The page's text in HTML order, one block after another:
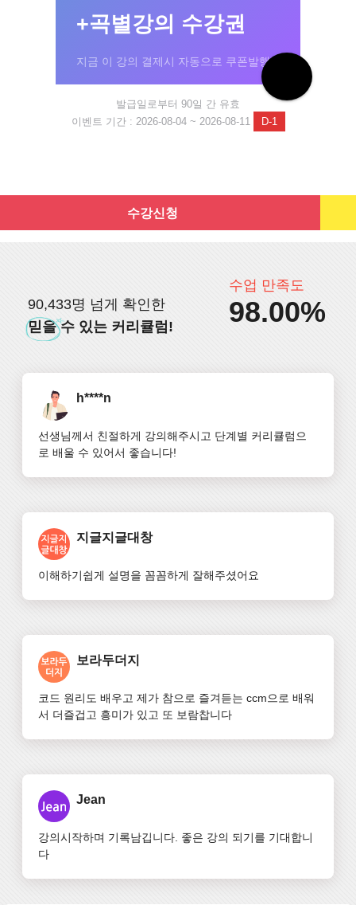
+곡별강의 수강권
지금 이 강의 결제시 자동으로 쿠폰발행!
발급일로부터 90일 간 유효
이벤트 기간 : 2026-08-04 ~ 2026-08-11
D-1
수강신청
90,433명 넘게 확인한
믿을수 있는 커리큘럼!
수업 만족도
98.00%
h****n
선생님께서 친절하게 강의해주시고 단계별 커리큘럼으
로 배울 수 있어서 좋습니다!
지글지글대창
이해하기쉽게 설명을 꼼꼼하게 잘해주셨어요
보라두더지
코드 원리도 배우고 제가 참으로 즐겨듣는 ccm으로 배워
서 더즐겁고 흥미가 있고 또 보람찹니다
Jean
강의시작하며 기록남깁니다. 좋은 강의 되기를 기대합니
다